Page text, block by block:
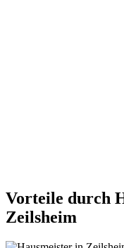
Vorteile durch
Zeilsheim